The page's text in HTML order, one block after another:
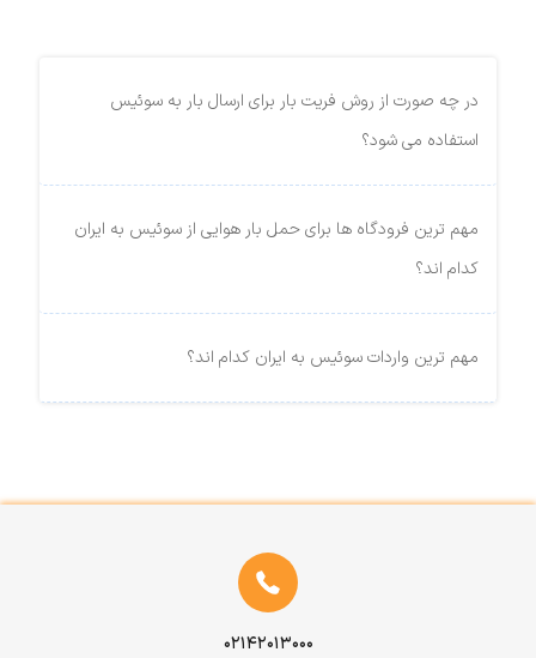
در چه صورت از روش فریت بار برای ارسال بار به سوئیس
استفاده می شود؟
مهم ترین فرودگاه ها برای حمل بار هوایی از سوئیس به ایران
کدام اند؟
مهم ترین واردات سوئیس به ایران کدام اند؟
۰۲۱۴۲۰۱۳۰۰۰